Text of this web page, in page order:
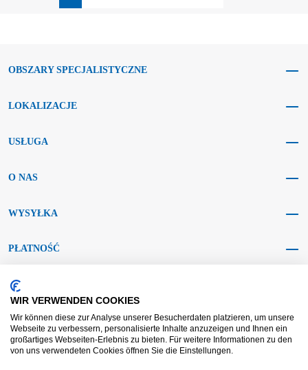
OBSZARY SPECJALISTYCZNE
LOKALIZACJE
USŁUGA
O NAS
WYSYŁKA
PŁATNOŚĆ
MEDIA SPOŁECZNOŚCIOWE
WIR VERWENDEN COOKIES
Wir können diese zur Analyse unserer Besucherdaten platzieren, um unsere
Webseite zu verbessern, personalisierte Inhalte anzuzeigen und Ihnen ein
großartiges Webseiten-Erlebnis zu bieten. Für weitere Informationen zu den
von uns verwendeten Cookies öffnen Sie die Einstellungen.